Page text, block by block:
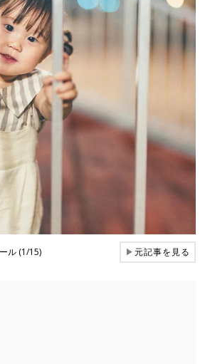
ル (1/15) ▶元記事を見る